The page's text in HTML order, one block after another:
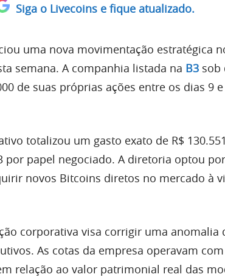
Siga o Livecoins e fique atualizado.
uma nova movimentação estratégica
semana. A companhia listada na B3 sob
de suas próprias ações entre os dias 9
totalizou um gasto exato de R$
por papel negociado. A diretoria optou
novos Bitcoins diretos no mercado à
corporativa visa corrigir uma anomalia
As cotas da empresa operavam
relação ao valor patrimonial real das